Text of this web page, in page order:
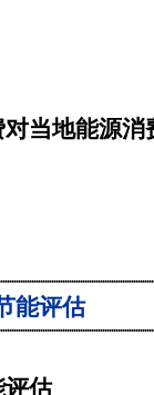
当地能源消
能评估
评估